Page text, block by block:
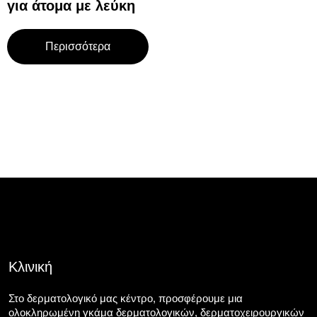
για άτομα με λεύκη
Περισσότερα
Κλινική
Στο δερματολογικό μας κέντρο, προσφέρουμε μια
ολοκληρωμένη γκάμα δερματολογικών, δερματοχειρουργικών